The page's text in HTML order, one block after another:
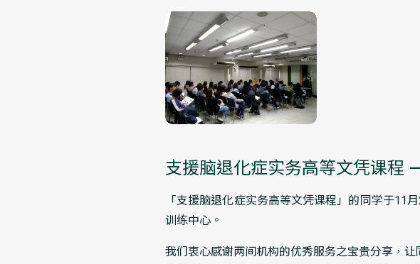
支援脑退化症实务高等文凭课程
「支援脑退化症实务高等文凭课程」的同学于11
训练中心。
我们衷心感谢两间机构的优秀服务之宝贵分享，